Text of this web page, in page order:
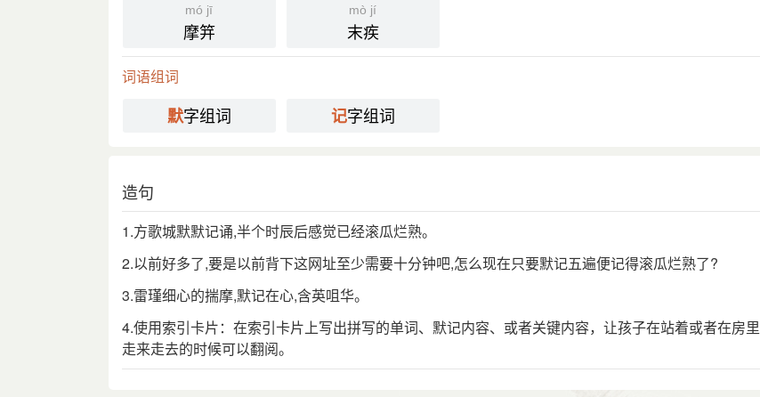
默 记
mó jī
摩笄
mò jí
末疾
词语组词
默字组词 记字组词
造句
1.方歌城默默记诵,半个时辰后感觉已经滚瓜烂熟。
2.以前好多了,要是以前背下这网址至少需要十分钟吧,怎么现在只要默记五遍便记得滚瓜烂熟了?
3.雷瑾细心的揣摩,默记在心,含英咀华。
4.使用索引卡片：在索引卡片上写出拼写的单词、默记内容、或者关键内容，让孩子在站着或者在房里
走来走去的时候可以翻阅。